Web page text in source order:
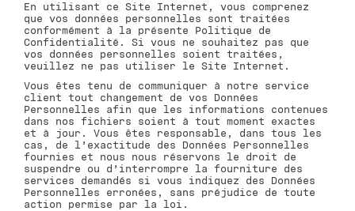
En utilisant ce Site Internet, vous comprenez
que vos données personnelles sont traitées
conformément à la présente Politique de
Confidentialité. Si vous ne souhaitez pas que
vos données personnelles soient traitées,
veuillez ne pas utiliser le Site Internet.
Vous êtes tenu de communiquer à notre service
client tout changement de vos Données
Personnelles afin que les informations contenues
dans nos fichiers soient à tout moment exactes
et à jour. Vous êtes responsable, dans tous les
cas, de l’exactitude des Données Personnelles
fournies et nous nous réservons le droit de
suspendre ou d’interrompre la fourniture des
services demandés si vous indiquez des Données
Personnelles erronées, sans préjudice de toute
action permise par la loi.